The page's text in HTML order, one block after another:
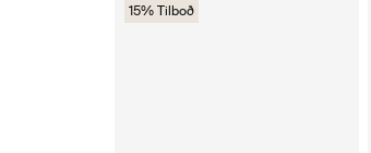
15% Tilboð